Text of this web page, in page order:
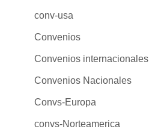
conv-usa
Convenios
Convenios internacionales
Convenios Nacionales
Convs-Europa
convs-Norteamerica